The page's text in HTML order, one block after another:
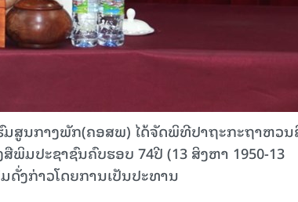
ສູນກາງພັກ(ຄອສພ) ໄດ້ຈັດພິທີປາຖະກະຖາຫວ
ປະຊາຊົນຄົບຮອບ 74ປີ (13 ສິງຫາ 1950-13
ງກ່າວໂດຍການເປັນປະທານ